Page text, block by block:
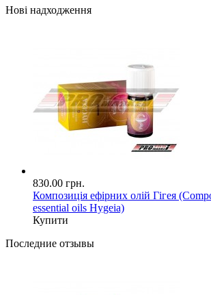
Нові надходження
830.00 грн.
Композиція ефірних олій Гігея
essential oils Hygeia)
Купити
Последние отзывы